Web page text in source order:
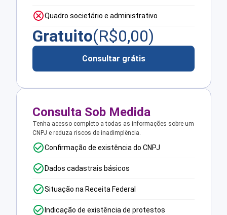
Quadro societário e administrativo
Gratuito(R$0,00)
Consultar grátis
Consulta Sob Medida
Tenha acesso completo a todas as informações sobre um
CNPJ e reduza riscos de inadimplência.
Confirmação de existência do CNPJ
Dados cadastrais básicos
Situação na Receita Federal
Indicação de existência de protestos